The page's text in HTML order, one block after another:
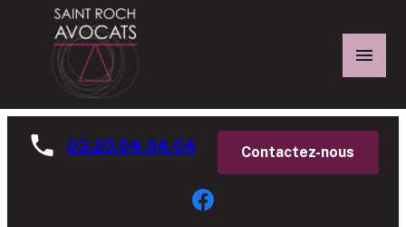
03.20.04.54.04 Contactez-nous
Panneau de gestion des cookies